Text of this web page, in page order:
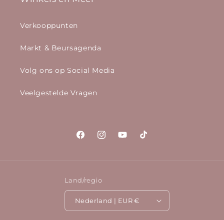
Verkooppunten
Markt & Beursagenda
Volg ons op Social Media
Veelgestelde Vragen
FacebookInstagramYouTubeTikTok
Land/regio
Nederland | EUR €